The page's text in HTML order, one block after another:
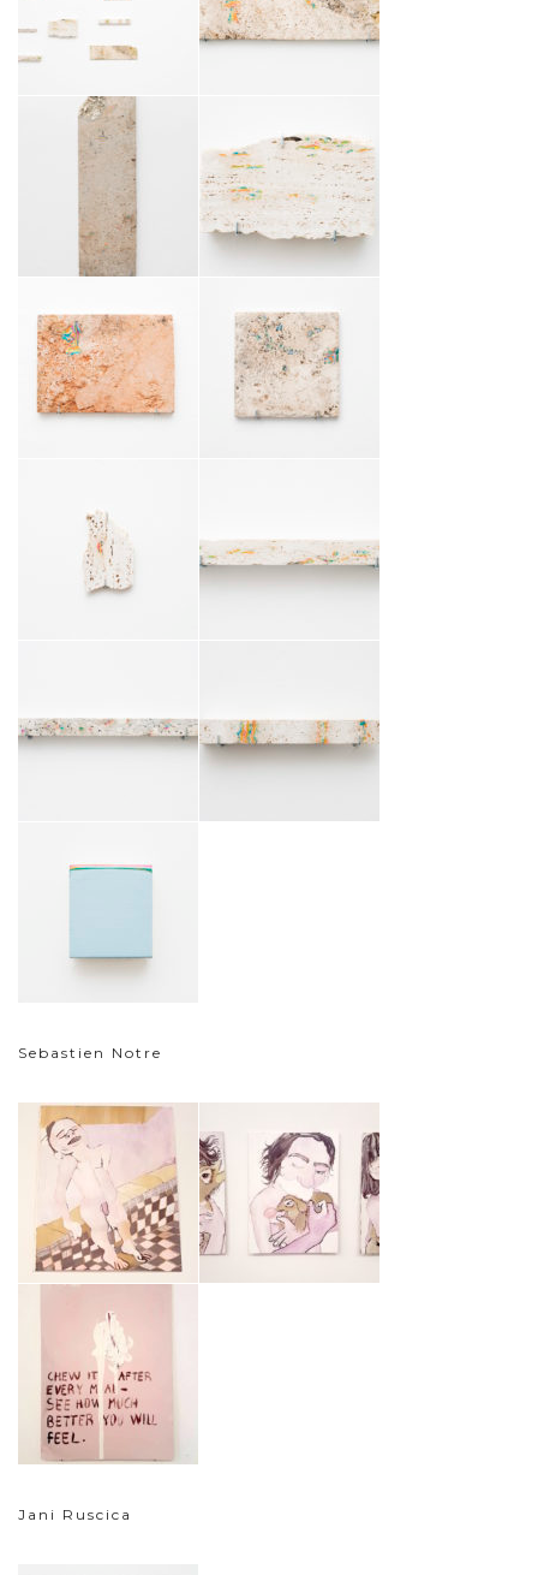
Sebastien Notre
Jani Ruscica